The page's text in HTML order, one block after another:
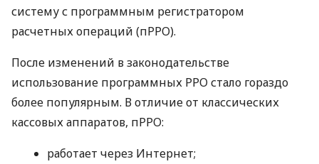
систему с программным регистратором
расчетных операций (пРРО).
После изменений в законодательстве
использование программных РРО стало гораздо
более популярным. В отличие от классических
кассовых аппаратов, пРРО:
работает через Интернет;